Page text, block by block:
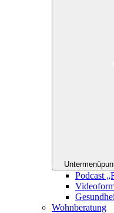
Podcast
Wohnberatung